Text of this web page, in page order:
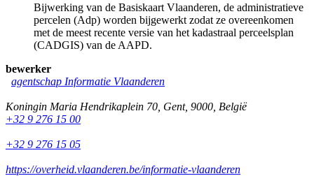
Bijwerking van de Basiskaart Vlaanderen, de administratieve
percelen (Adp) worden bijgewerkt zodat ze overeenkomen
met de meest recente versie van het kadastraal perceelsplan
(CADGIS) van de AAPD.
bewerker
agentschap Informatie Vlaanderen
Koningin Maria Hendrikaplein 70 Gent, 9000 België
+32 9 276 15 00
+32 9 276 15 05
https://overheid.vlaanderen.be/informatie-vlaanderen